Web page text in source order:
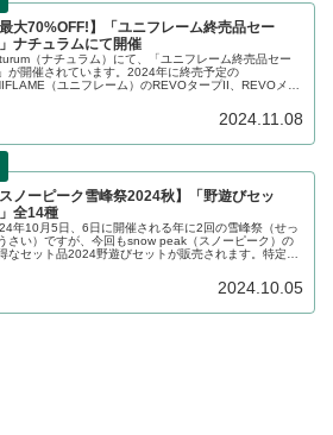
最大70%OFF!】「ユニフレーム終売品セー
ナチュラムにて開催
（ナチュラム）にて、「ユニフレーム終売品セー
が開催されています。2024年に終売予定の
（ユニフレーム）のREVOタープII、REVOメッ
、ソロ鉄250などが大幅割引されています。詳細をレビ
2024.11.08
スノーピーク雪峰祭2024秋】「野遊びセッ
」全14種
年10月5日、6日に開催される年に2回の雪峰祭（せっ
さい）ですが、今回もsnow peak（スノーピーク）の
なセット品2024野遊びセットが販売されます。特定ジ
2024.10.05